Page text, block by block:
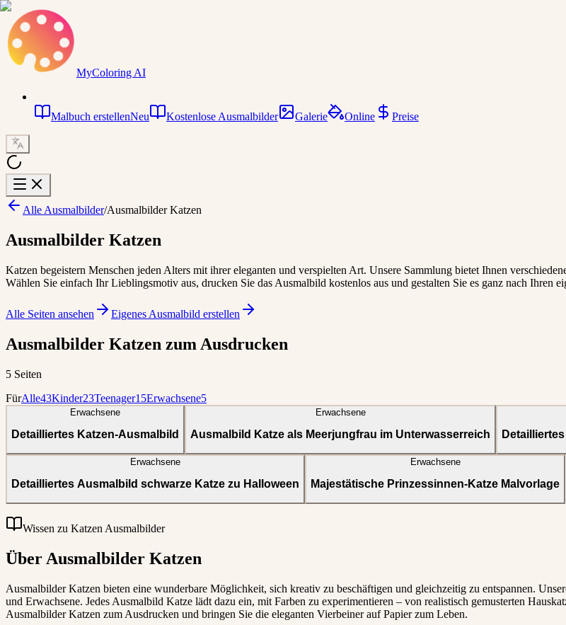
MyColoring AI
Malbuch erstellenNeu Kostenlose Ausmalbilder Galerie Online Preise
Alle Ausmalbilder/Ausmalbilder Katzen
Ausmalbilder Katzen
Katzen begeistern Menschen jeden Alters mit ihrer eleganten und verspielten Art. Unsere Sammlung bietet Ihnen
Wählen Sie einfach Ihr Lieblingsmotiv aus, drucken Sie das Ausmalbild kostenlos aus und gestalten Sie es ganz nach Ihren
Alle Seiten ansehen Eigenes Ausmalbild erstellen
Ausmalbilder Katzen zum Ausdrucken
5 Seiten
FürAlle43Kinder23Teenager15Erwachsene5
Erwachsene
Detailliertes Katzen-Ausmalbild
Erwachsene
Ausmalbild Katze als Meerjungfrau im Unterwasserreich
Erwachsene
Detailliertes Ausmalbild schwarze Katze zu Halloween
Erwachsene
Majestätische Prinzessinnen-Katze Malvorlage
Wissen zu Katzen Ausmalbilder
Über Ausmalbilder Katzen
Ausmalbilder Katzen bieten eine wunderbare Möglichkeit, sich kreativ zu beschäftigen und gleichzeitig zu entspannen.
und Erwachsene. Jedes Ausmalbild Katze lädt dazu ein, mit Farben zu experimentieren – von realistisch gemusterten
Ausmalbilder Katzen zum Ausdrucken und bringen Sie die eleganten Vierbeiner auf Papier zum Leben.